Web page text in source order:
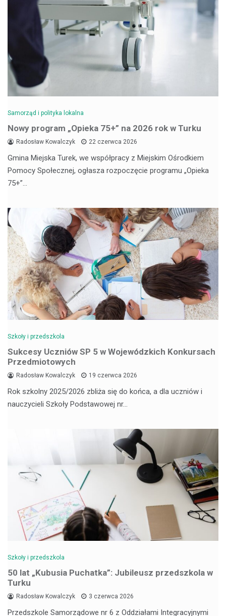
Samorząd i polityka lokalna
Nowy program „Opieka 75+” na 2026 rok w Turku
Radosław Kowalczyk 22 czerwca 2026
Gmina Miejska Turek, we współpracy z Miejskim Ośrodkiem
Pomocy Społecznej, ogłasza rozpoczęcie programu „Opieka
75+”…
Szkoły i przedszkola
Sukcesy Uczniów SP 5 w Wojewódzkich Konkursach
Przedmiotowych
Radosław Kowalczyk 19 czerwca 2026
Rok szkolny 2025/2026 zbliża się do końca, a dla uczniów i
nauczycieli Szkoły Podstawowej nr…
Szkoły i przedszkola
50 lat „Kubusia Puchatka”: Jubileusz przedszkola w
Turku
Radosław Kowalczyk 3 czerwca 2026
Przedszkole Samorządowe nr 6 z Oddziałami Integracyjnymi